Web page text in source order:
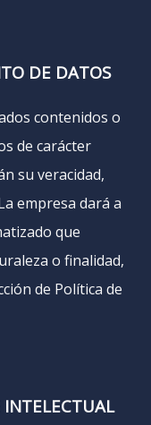
DE DATOS
contenidos o
de carácter
su veracidad,
empresa dará a
que
o finalidad,
de Política de